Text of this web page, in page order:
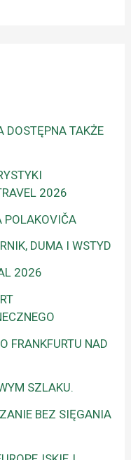
DOSTĘPNA TAKŻE
2026
POLAKOVIČA
DUMA I WSTYD
2026
FRANKFURTU NAD
SZLAKU.
BEZ SIĘGANIA